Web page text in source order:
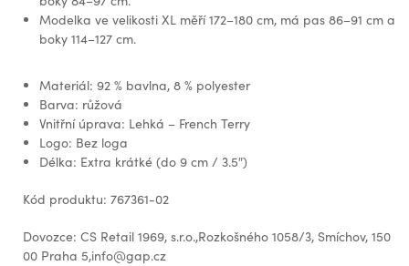
Modelka ve velikosti XL měří 172–180 cm, má pas 86–91 cm a
boky 114–127 cm.
Materiál: 92 % bavlna, 8 % polyester
Barva: růžová
Vnitřní úprava: Lehká – French Terry
Logo: Bez loga
Délka: Extra krátké (do 9 cm / 3.5″)
Kód produktu: 767361-02
Dovozce: CS Retail 1969, s.r.o.,Rozkošného 1058/3, Smíchov, 150
00 Praha 5,info@gap.cz